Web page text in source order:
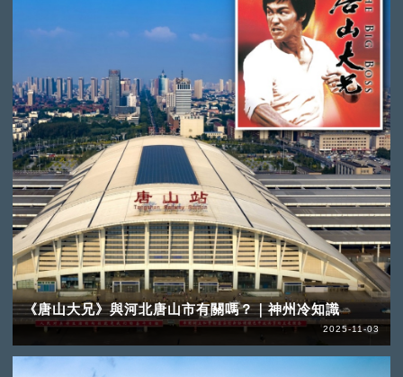
《唐山大兄》與河北唐山市有關嗎？｜神州冷知識
2025-11-03